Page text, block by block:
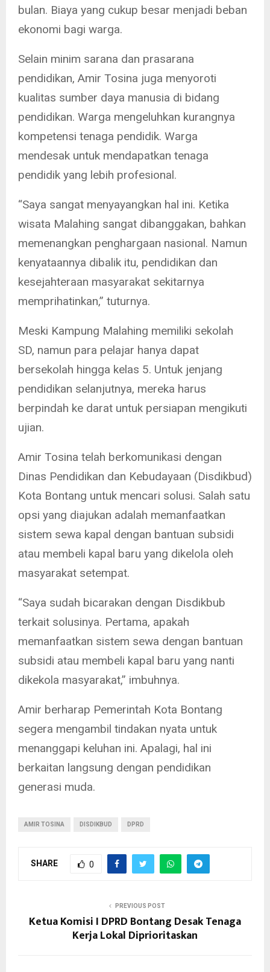
bulan. Biaya yang cukup besar menjadi beban
ekonomi bagi warga.
Selain minim sarana dan prasarana
pendidikan, Amir Tosina juga menyoroti
kualitas sumber daya manusia di bidang
pendidikan. Warga mengeluhkan kurangnya
kompetensi tenaga pendidik. Warga
mendesak untuk mendapatkan tenaga
pendidik yang lebih profesional.
“Saya sangat menyayangkan hal ini. Ketika
wisata Malahing sangat dibanggakan, bahkan
memenangkan penghargaan nasional. Namun
kenyataannya dibalik itu, pendidikan dan
kesejahteraan masyarakat sekitarnya
memprihatinkan,” tuturnya.
Meski Kampung Malahing memiliki sekolah
SD, namun para pelajar hanya dapat
bersekolah hingga kelas 5. Untuk jenjang
pendidikan selanjutnya, mereka harus
berpindah ke darat untuk persiapan mengikuti
ujian.
Amir Tosina telah berkomunikasi dengan
Dinas Pendidikan dan Kebudayaan (Disdikbud)
Kota Bontang untuk mencari solusi. Salah satu
opsi yang diajukan adalah memanfaatkan
sistem sewa kapal dengan bantuan subsidi
atau membeli kapal baru yang dikelola oleh
masyarakat setempat.
“Saya sudah bicarakan dengan Disdikbub
terkait solusinya. Pertama, apakah
memanfaatkan sistem sewa dengan bantuan
subsidi atau membeli kapal baru yang nanti
dikekola masyarakat,” imbuhnya.
Amir berharap Pemerintah Kota Bontang
segera mengambil tindakan nyata untuk
menanggapi keluhan ini. Apalagi, hal ini
berkaitan langsung dengan pendidikan
generasi muda.
AMIR TOSINA DISDIKBUD DPRD
SHARE 0
PREVIOUS POST
Ketua Komisi I DPRD Bontang Desak Tenaga
Kerja Lokal Diprioritaskan